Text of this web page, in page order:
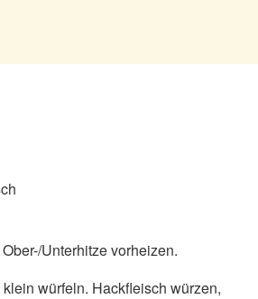
Unterhitze vorheizen.
würfeln. Hackfleisch würzen,